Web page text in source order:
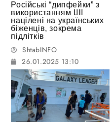
Російські “дипфейки” з
використанням ШІ
націлені на українських
біженців, зокрема
підлітків
ShtabINFO
26.01.2025 13:10